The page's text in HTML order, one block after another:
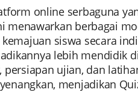
online serbaguna
menawarkan berbagai
siswa secara
lebih mendidik
persiapan ujian, dan
menjadikan